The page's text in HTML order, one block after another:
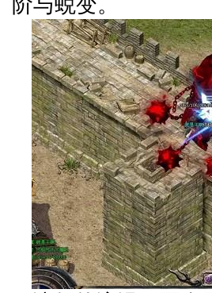
阶与蜕变。